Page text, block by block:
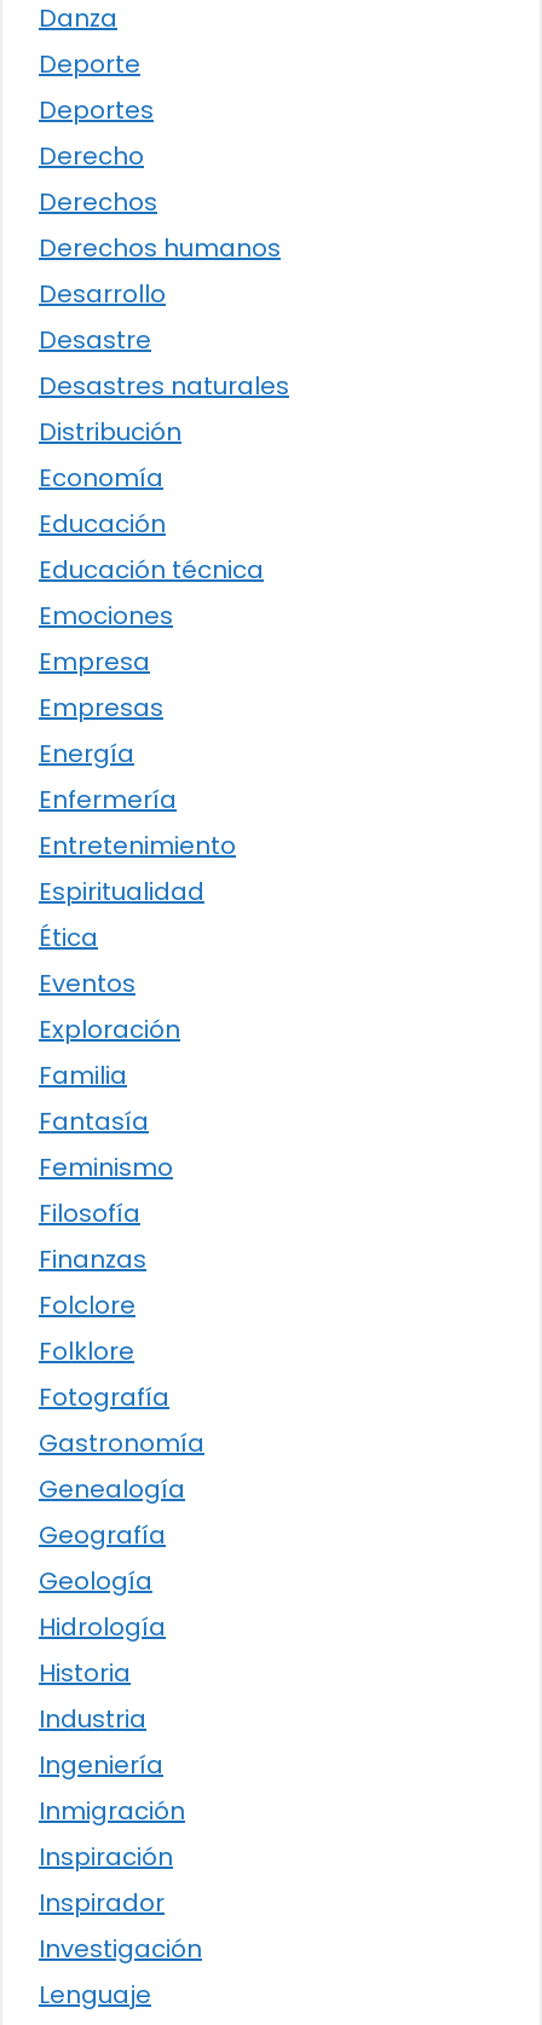
Danza
Deporte
Deportes
Derecho
Derechos
Derechos humanos
Desarrollo
Desastre
Desastres naturales
Distribución
Economía
Educación
Educación técnica
Emociones
Empresa
Empresas
Energía
Enfermería
Entretenimiento
Espiritualidad
Ética
Eventos
Exploración
Familia
Fantasía
Feminismo
Filosofía
Finanzas
Folclore
Folklore
Fotografía
Gastronomía
Genealogía
Geografía
Geología
Hidrología
Historia
Industria
Ingeniería
Inmigración
Inspiración
Inspirador
Investigación
Lenguaje